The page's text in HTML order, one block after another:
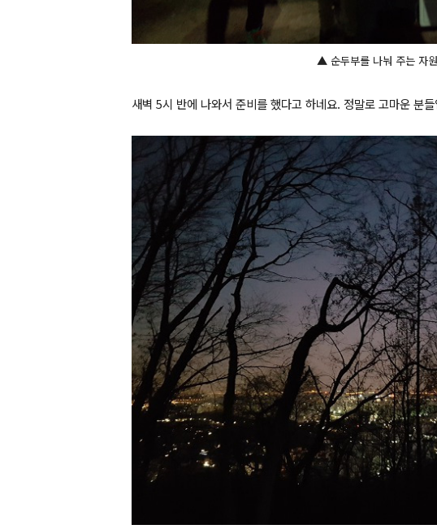
▲ 순두부를나눠 주는 자
새벽 5시 반에 나와서 준비를 했다고 하네요. 정말로 고마운 분